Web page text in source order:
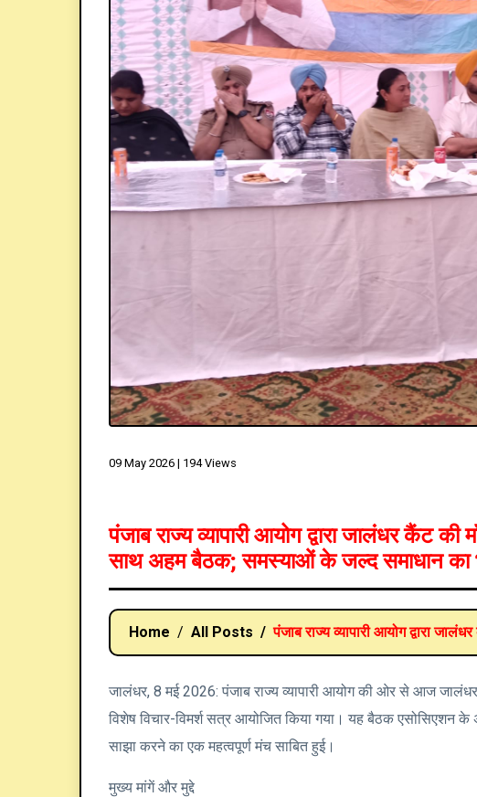
09 May 2026 | 194 Views
पंजाब राज्य व्यापारी आयोग द्वारा जालंधर कैंट की
साथ अहम बैठक; समस्याओं के जल्द समाधान का
Home All Posts पंजाब राज्य व्यापारी आयोग द्वारा
जालंधर, 8 मई 2026: पंजाब राज्य व्यापारी आयोग की ओर से आज
विशेष विचार-विमर्श सत्र आयोजित किया गया। यह बैठक एसोसिएशन
साझा करने का एक महत्वपूर्ण मंच साबित हुई।
मुख्य मांगें और मुद्दे